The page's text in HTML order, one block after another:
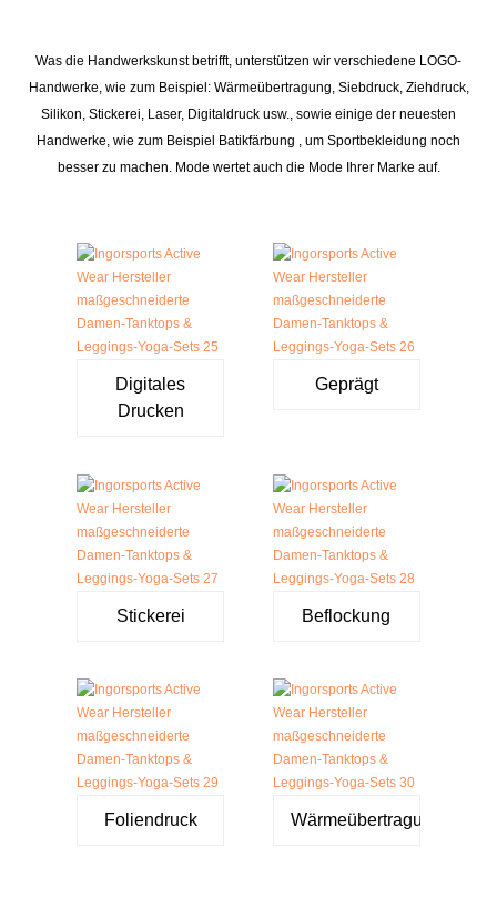
Was die Handwerkskunst betrifft, unterstützen wir verschiedene LOGO-
Handwerke, wie zum Beispiel: Wärmeübertragung, Siebdruck, Ziehdruck,
Silikon, Stickerei, Laser, Digitaldruck usw., sowie einige der neuesten
Handwerke, wie zum Beispiel Batikfärbung , um Sportbekleidung noch
besser zu machen. Mode wertet auch die Mode Ihrer Marke auf.
Digitales
Drucken
Geprägt
Stickerei Beflockung
Foliendruck Wärmeübertragung